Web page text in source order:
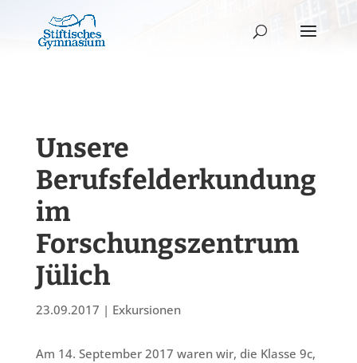
Unsere
Berufsfelderkundung
im
Forschungszentrum
Jülich
23.09.2017 | Exkursionen
Am 14. September 2017 waren wir, die Klasse 9c,